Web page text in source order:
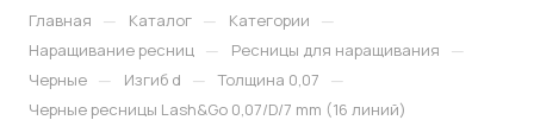
Главная — Каталог — Категории —
Наращивание ресниц — Ресницы для наращивания —
Черные — Изгиб d — Толщина 0,07 —
Черные ресницы Lash&Go 0,07/D/7 mm (16 линий)